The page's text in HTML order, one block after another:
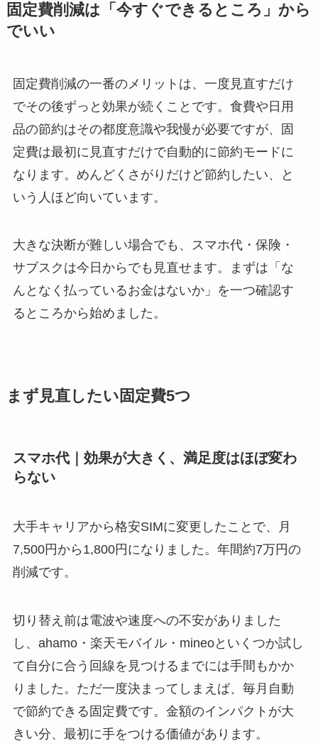
固定費削減は「今すぐできるところ」から
でいい
固定費削減の一番のメリットは、一度見直すだけ
でその後ずっと効果が続くことです。食費や日用
品の節約はその都度意識や我慢が必要ですが、固
定費は最初に見直すだけで自動的に節約モードに
なります。めんどくさがりだけど節約したい、と
いう人ほど向いています。
大きな決断が難しい場合でも、スマホ代・保険・
サブスクは今日からでも見直せます。まずは「な
んとなく払っているお金はないか」を一つ確認す
るところから始めました。
まず見直したい固定費5つ
スマホ代｜効果が大きく、満足度はほぼ変わ
らない
大手キャリアから格安SIMに変更したことで、月
7,500円から1,800円になりました。年間約7万円の
削減です。
切り替え前は電波や速度への不安がありました
し、ahamo・楽天モバイル・mineoといくつか試し
て自分に合う回線を見つけるまでには手間もかか
りました。ただ一度決まってしまえば、毎月自動
で節約できる固定費です。金額のインパクトが大
きい分、最初に手をつける価値があります。